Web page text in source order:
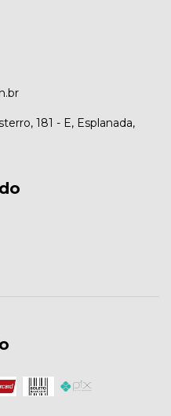
181 - E, Esplanada,